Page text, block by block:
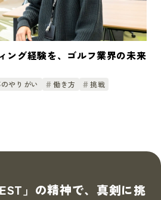
ング経験を、ゴルフ業界の未来
やりがい 働き方
挑戦
」の精神で、真剣に挑